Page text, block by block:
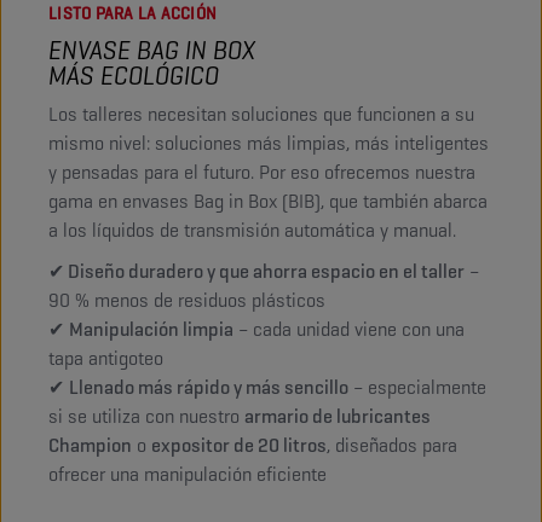
LISTO PARA LA ACCIÓN
ENVASE BAG IN BOX
MÁS ECOLÓGICO
Los talleres necesitan soluciones que funcionen a su
mismo nivel: soluciones más limpias, más inteligentes
y pensadas para el futuro. Por eso ofrecemos nuestra
gama en envases Bag in Box (BIB), que también abarca
a los líquidos de transmisión automática y manual.
✔ Diseño duradero y que ahorra espacio en el taller –
90 % menos de residuos plásticos
✔ Manipulación limpia – cada unidad viene con una
tapa antigoteo
✔ Llenado más rápido y más sencillo – especialmente
si se utiliza con nuestro armario de lubricantes
Champion o expositor de 20 litros, diseñados para
ofrecer una manipulación eficiente